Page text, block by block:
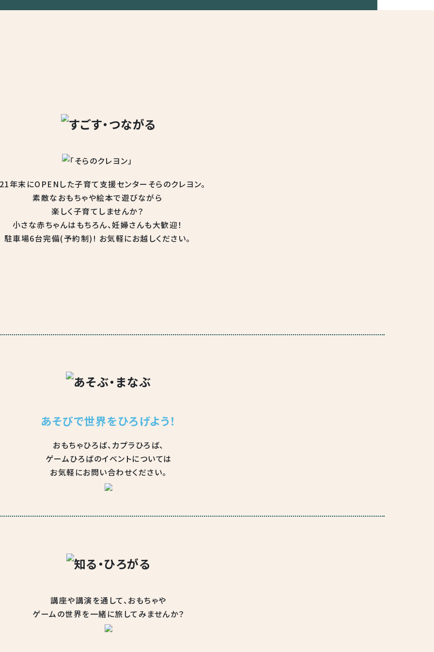
年末にOPENした子育て支援センター そらのクレヨン。
素敵なおもちゃや絵本で遊びながら
楽しく子育てしませんか？
小さな赤ちゃんはもちろん、妊婦さんも大歓迎！
駐車場6台完備(予約制)! お気軽にお越しください。
あそびで世界をひろげよう！
おもちゃひろば、カプラひろば、
ゲームひろばのイベントについては
お気軽にお問い合わせください。
講座や講演を通して、 おもちゃや
ゲームの世界を一緒に旅してみませんか？